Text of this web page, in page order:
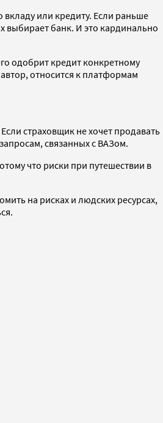
или кредиту. Если раньше
выбирает банк. И это кардинально
одобрит кредит конкретному
относится к платформам
страховщик не хочет продавать
связанных с ВАЗом.
что риски при путешествии в
на рисках и людских ресурсах,